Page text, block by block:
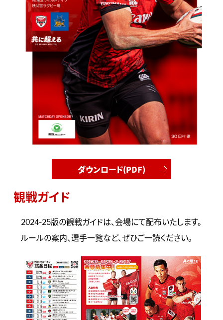
ダウンロード(PDF)
観戦ガイド
2024-25版の観戦ガイドは、会場にて配布いたします。
ルールの案内、選手一覧など、ぜひご一読ください。